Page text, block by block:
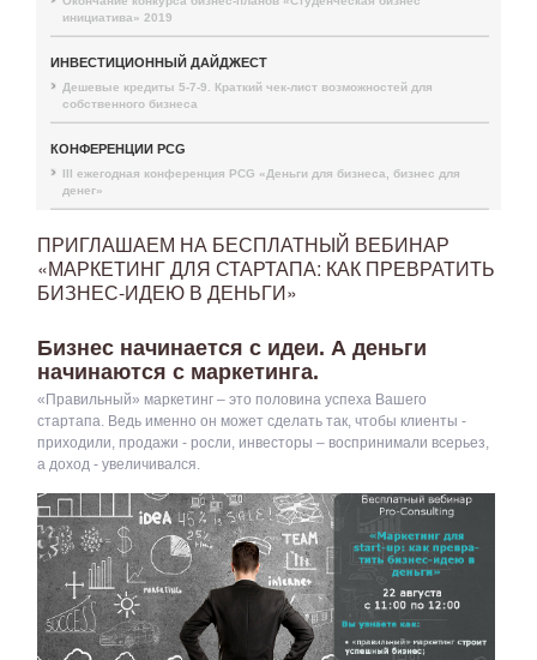
инициатива» 2019
ИНВЕСТИЦИОННЫЙ ДАЙДЖЕСТ
Дешевые кредиты 5-7-9. Краткий чек-лист возможностей для
собственного бизнеса
КОНФЕРЕНЦИИ PCG
III ежегодная конференция PCG «Деньги для бизнеса, бизнес для
денег»
ПРИГЛАШАЕМ НА БЕСПЛАТНЫЙ ВЕБИНАР
«МАРКЕТИНГ ДЛЯ СТАРТАПА: КАК ПРЕВРАТИТЬ
БИЗНЕС-ИДЕЮ В ДЕНЬГИ»
Бизнес начинается с идеи. А деньги
начинаются с маркетинга.
«Правильный» маркетинг – это половина успеха Вашего
стартапа. Ведь именно он может сделать так, чтобы клиенты -
приходили, продажи - росли, инвесторы – воспринимали всерьез,
а доход - увеличивался.